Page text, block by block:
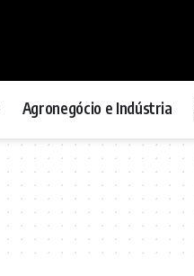
Agronegócio e Indústria